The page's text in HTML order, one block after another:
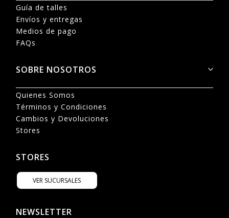
Guía de talles
Envíos y entregas
Medios de pago
FAQs
SOBRE NOSOTROS
Quienes Somos
Términos y Condiciones
Cambios y Devoluciones
Stores
STORES
VER SUCURSALES
NEWSLETTER